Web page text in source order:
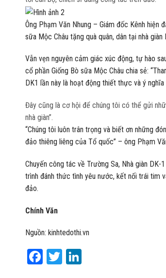
Ông Phạm Văn Nhung – Giám đốc Kênh hiện
sữa Mộc Châu tặng quà quân, dân tại nhà giàn
Vẫn vẹn nguyên cảm giác xúc động, tự hào
cổ phần Giống Bò sữa Mộc Châu chia sẻ:
DK1 lần này là hoạt động thiết thực và ý
Đây cũng là cơ hội để chúng tôi có thể gửi
nhà giàn”.
“Chúng tôi luôn trân trọng và biết ơn những
đảo thiêng liêng của Tổ quốc” – ông Phạm
Chuyến công tác về Trường Sa, Nhà giàn
trình đánh thức tình yêu nước, kết nối trái tim
đảo.
Chính Văn
Nguồn: kinhtedothi.vn
Facebook
Twitter